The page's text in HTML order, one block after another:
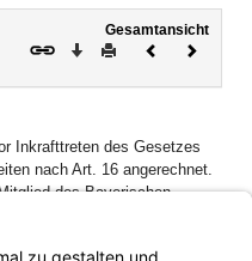
Gesamtansicht
Download
DruckenVorheriges
Inkrafttreten des Gesetzes
nach Art. 16 angerechnet.
des Bayerischen
der Pflichtmitgliedschaft
Landtags befreit war